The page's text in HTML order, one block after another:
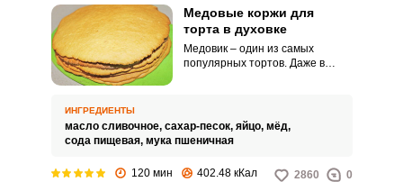
Медовые коржи для
торта в духовке
Медовик – один из самых
популярных тортов. Даже в
ИНГРЕДИЕНТЫ
масло сливочное, сахар-песок, яйцо, мёд,
сода пищевая, мука пшеничная
120 мин 402.48 кКал 2860 0